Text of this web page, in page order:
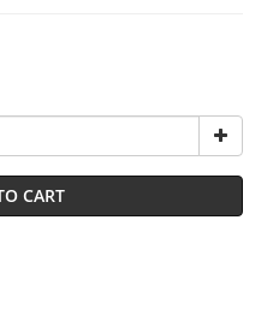
CART